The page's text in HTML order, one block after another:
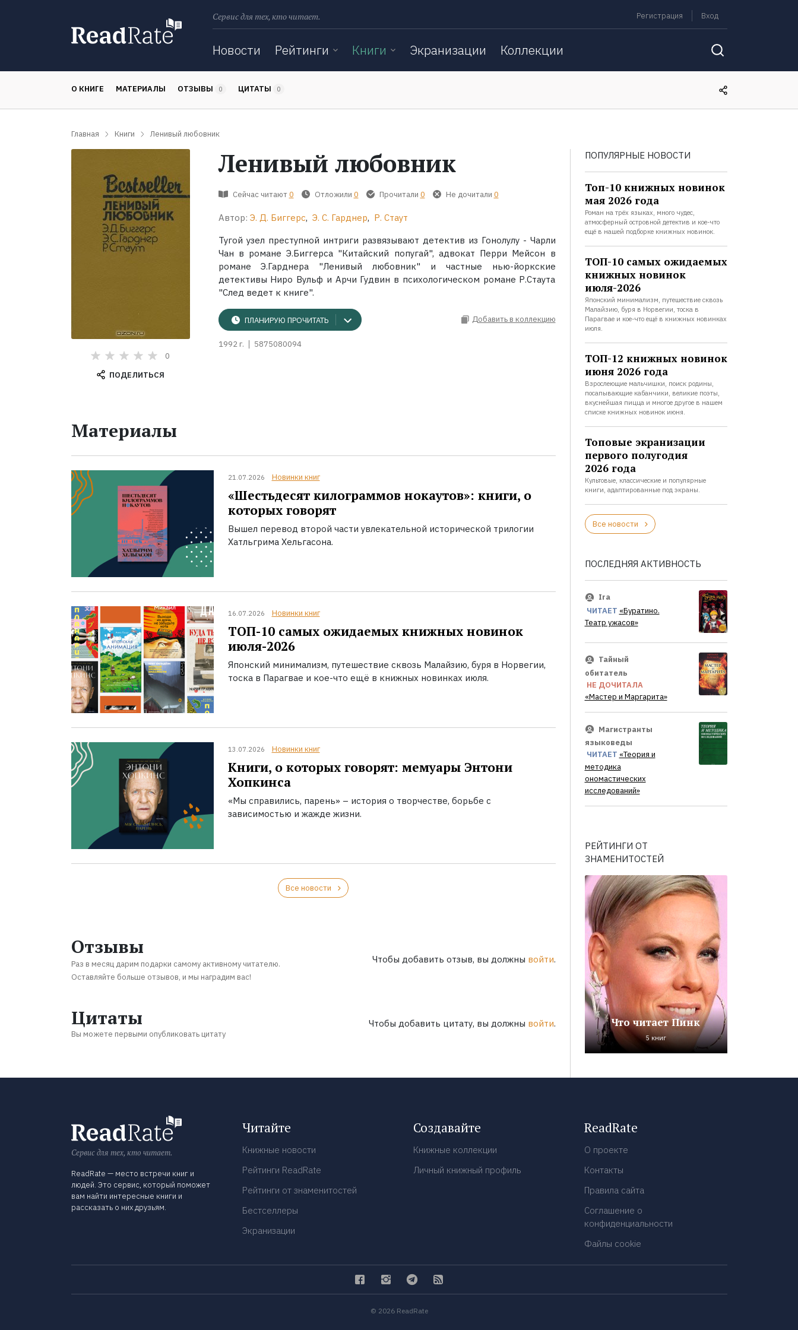
Сервис для тех, кто читает. Регистрация Вход
Новости Рейтинги Книги Экранизации Коллекции
О КНИГЕ МАТЕРИАЛЫ ОТЗЫВЫ 0 ЦИТАТЫ 0
Главная Книги Ленивый любовник
0
ПОДЕЛИТЬСЯ
Ленивый любовник
Сейчас читают 0 Отложили 0 Прочитали 0 Не дочитали 0
Автор: Э. Д. Биггерс, Э. С. Гарднер, Р. Стаут
Тугой узел преступной интриги развязывают детектив из Гонолулу - Чарли
Чан в романе Э.Биггерса "Китайский попугай", адвокат Перри Мейсон в
романе Э.Гарднера "Ленивый любовник" и частные нью-йоркские
детективы Ниро Вульф и Арчи Гудвин в психологическом романе Р.Стаута
"След ведет к книге".
ПЛАНИРУЮ ПРОЧИТАТЬ Добавить в коллекцию
1992 г. 5875080094
Материалы
21.07.2026 Новинки книг
«Шестьдесят килограммов нокаутов»: книги, о
которых говорят
Вышел перевод второй части увлекательной исторической трилогии
Хатльгрима Хельгасона.
16.07.2026 Новинки книг
ТОП-10 самых ожидаемых книжных новинок
июля-2026
Японский минимализм, путешествие сквозь Малайзию, буря в Норвегии,
тоска в Парагвае и кое-что ещё в книжных новинках июля.
13.07.2026 Новинки книг
Книги, о которых говорят: мемуары Энтони
Хопкинса
«Мы справились, парень» – история о творчестве, борьбе с
зависимостью и жажде жизни.
Все новости
Отзывы
Раз в месяц дарим подарки самому активному читателю.
Оставляйте больше отзывов, и мы наградим вас!
Чтобы добавить отзыв, вы должны войти.
Цитаты
Вы можете первыми опубликовать цитату
Чтобы добавить цитату, вы должны войти.
ПОПУЛЯРНЫЕ НОВОСТИ
Топ-10 книжных новинок
мая 2026 года
Роман на трёх языках, много чудес,
атмосферный островной детектив и кое-что
ещё в нашей подборке книжных новинок.
ТОП-10 самых ожидаемых
книжных новинок
июля-2026
Японский минимализм, путешествие сквозь
Малайзию, буря в Норвегии, тоска в
Парагвае и кое-что ещё в книжных новинках
июля.
ТОП-12 книжных новинок
июня 2026 года
Взрослеющие мальчишки, поиск родины,
посапывающие кабанчики, великие поэты,
вкуснейшая пицца и многое другое в нашем
списке книжных новинок июня.
Топовые экранизации
первого полугодия
2026 года
Культовые, классические и популярные
книги, адаптированные под экраны.
Все новости
ПОСЛЕДНЯЯ АКТИВНОСТЬ
Ira
ЧИТАЕТ «Буратино.
Театр ужасов»
Тайный
обитатель
НЕ ДОЧИТАЛА
«Мастер и Маргарита»
Магистранты
языковеды
ЧИТАЕТ «Теория и
методика
ономастических
исследований»
РЕЙТИНГИ ОТ
ЗНАМЕНИТОСТЕЙ
Что читает Пинк
5 книг
Сервис для тех, кто читает.
ReadRate — место встречи книг и
людей. Это сервис, который поможет
вам найти интересные книги и
рассказать о них друзьям.
Читайте
Книжные новости
Рейтинги ReadRate
Рейтинги от знаменитостей
Бестселлеры
Экранизации
Создавайте
Книжные коллекции
Личный книжный профиль
ReadRate
О проекте
Контакты
Правила сайта
Соглашение о
конфиденциальности
Файлы cookie
© 2026 ReadRate